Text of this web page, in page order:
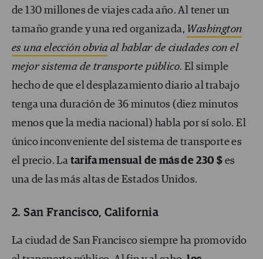
de 130 millones de viajes cada año. Al tener un
tamaño grande y una red organizada, Washington
es una elección obviaal hablar de ciudades con el
mejor sistema de transporte público. El simple
hecho de que el desplazamiento diario al trabajo
tenga una duración de 36 minutos (diez minutos
menos que la media nacional) habla por sí solo. El
único inconveniente del sistema de transporte es
el precio. La tarifa mensual de más de 230 $ es
una de las más altas de Estados Unidos.
2. San Francisco, California
La ciudad de San Francisco siempre ha promovido